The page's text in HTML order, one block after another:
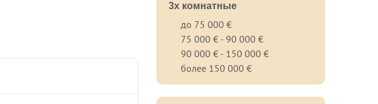
3х комнатные
до 75 000 €
75 000 € - 90 000 €
90 000 € - 150 000 €
более 150 000 €